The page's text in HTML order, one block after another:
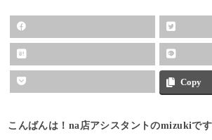
Copy
こんばんは！na店アシスタントのmizukiです